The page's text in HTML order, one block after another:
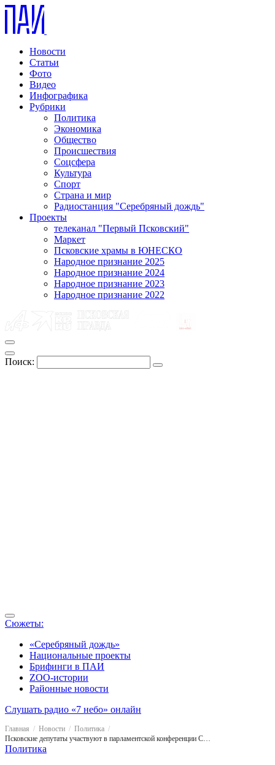
Новости
Статьи
Фото
Видео
Инфографика
Рубрики
Политика
Экономика
Общество
Происшествия
Соцсфера
Культура
Спорт
Страна и мир
Радиостанция "Серебряный дождь"
Проекты
телеканал "Первый Псковский"
Маркет
Псковские храмы в ЮНЕСКО
Народное признание 2025
Народное признание 2024
Народное признание 2023
Народное признание 2022
Поиск:
Сюжеты:
«Серебряный дождь»
Национальные проекты
Брифинги в ПАИ
ZOO-истории
Районные новости
Слушать радио «7 небо» онлайн
Главная Новости
Политика
Псковские депутаты участвуют в парламентской конференции Северо-Запада в Великом Новгороде
Политика